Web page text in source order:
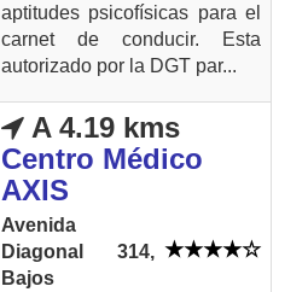
aptitudes psicofísicas para el
carnet de conducir. Esta
autorizado por la DGT par...
A 4.19 kms
Centro Médico
AXIS
Avenida
Diagonal 314,
Bajos